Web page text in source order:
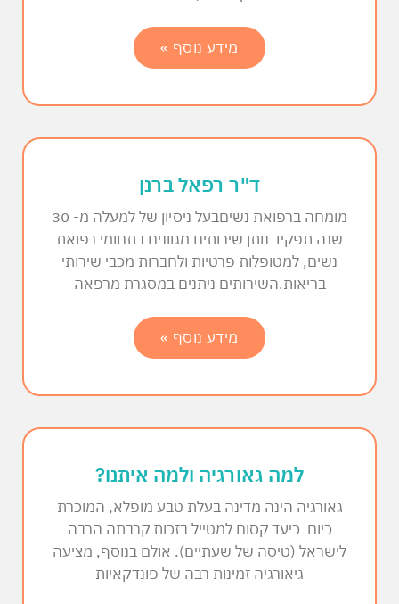
מידע נוסף »
ד"ר רפאל ברנן
מומחה ברפואת נשיםבעל ניסיון של למעלה מ- 30
שנה תפקיד נותן שירותים מגוונים בתחומי רפואת
נשים, למטופלות פרטיות ולחברות מכבי שירותי
בריאות.השירותים ניתנים במסגרת מרפאה
מידע נוסף »
למה גאורגיה ולמה איתנו?
גאורגיה הינה מדינה בעלת טבע מופלא, המוכרת
כיום כיעד קסום למטייל בזכות קרבתה הרבה
לישראל (טיסה של שעתיים). אולם בנוסף, מציעה
גיאורגיה זמינות רבה של פונדקאיות